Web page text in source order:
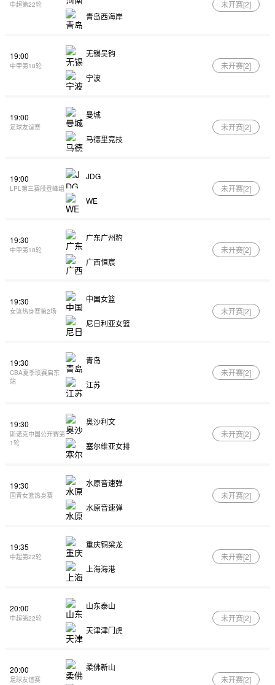
中超第22轮
青岛西海岸
未开赛[2]
19:00
中甲第18轮
无锡吴钩
宁波
未开赛[2]
19:00
足球友谊赛
曼城
马德里竞技
未开赛[2]
19:00
LPL第三赛段登峰组
JDG
WE
未开赛[2]
19:30
中甲第18轮
广东广州豹
广西恒宸
未开赛[2]
19:30
女篮热身赛第2场
中国女篮
尼日利亚女篮
未开赛[2]
19:30
CBA夏季联赛启东
站
青岛
江苏
未开赛[2]
19:30
斯诺克中国公开赛第
1轮
奥沙利文
塞尔维亚女排
未开赛[2]
19:30
国青女篮热身赛
水原音速弹
水原音速弹
未开赛[2]
19:35
中超第22轮
重庆铜梁龙
上海海港
未开赛[2]
20:00
中超第22轮
山东泰山
天津津门虎
未开赛[2]
20:00
足球友谊赛
柔佛新山
未开赛[2]